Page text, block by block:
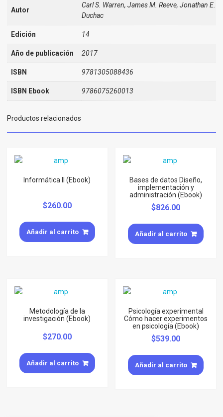
Autor
Carl S. Warren, James M. Reeve, Jonathan E.
Duchac
Edición 14
Año de publicación 2017
ISBN 9781305088436
ISBN Ebook 9786075260013
Productos relacionados
Informática II (Ebook)
$260.00
Añadir al carrito
Bases de datos Diseño,
implementación y
administración (Ebook)
$826.00
Añadir al carrito
Metodología de la
investigación (Ebook)
$270.00
Añadir al carrito
Psicología experimental
Cómo hacer experimentos
en psicología (Ebook)
$539.00
Añadir al carrito